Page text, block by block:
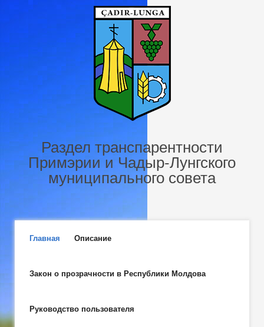
Перейти к основному содержанию
Раздел транспарентности
Примэрии и Чадыр-Лунгского
муниципального совета
Главное меню
Главная Описание
Закон о прозрачности в Республики Молдова
Руководство пользователя